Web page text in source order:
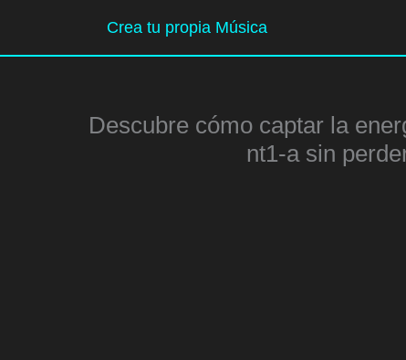
contenido
Crea tu propia Música
Descubre cómo captar la
nt1-a sin